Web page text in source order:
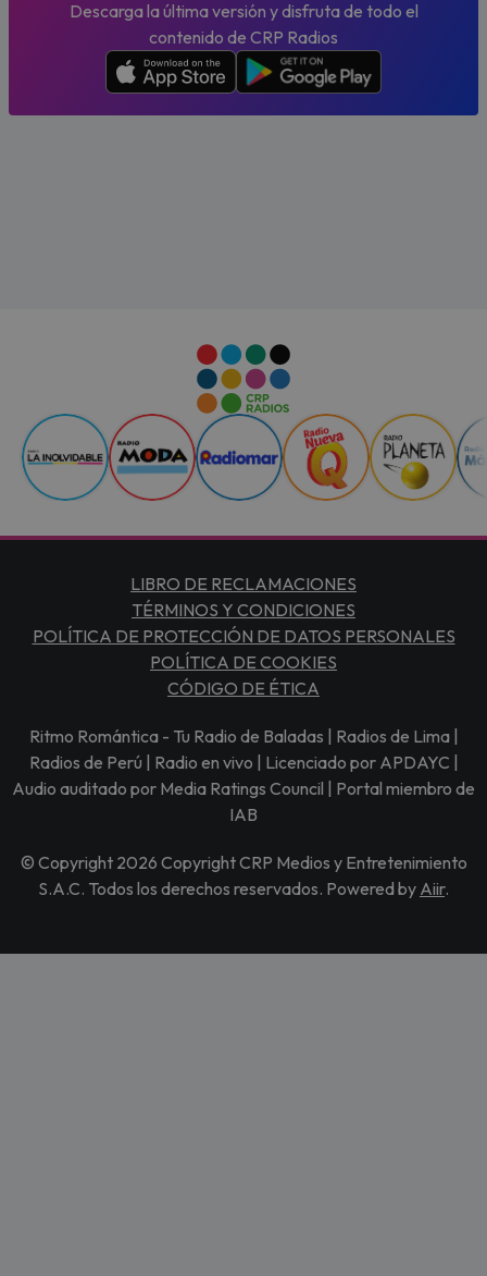
Descarga la última versión y disfruta de todo el
contenido de CRP Radios
LIBRO DE RECLAMACIONES
TÉRMINOS Y CONDICIONES
POLÍTICA DE PROTECCIÓN DE DATOS PERSONALES
POLÍTICA DE COOKIES
CÓDIGO DE ÉTICA
Ritmo Romántica - Tu Radio de Baladas | Radios de Lima |
Radios de Perú | Radio en vivo | Licenciado por APDAYC |
Audio auditado por Media Ratings Council | Portal miembro de
IAB
© Copyright 2026 Copyright CRP Medios y Entretenimiento
S.A.C. Todos los derechos reservados. Powered by Aiir.